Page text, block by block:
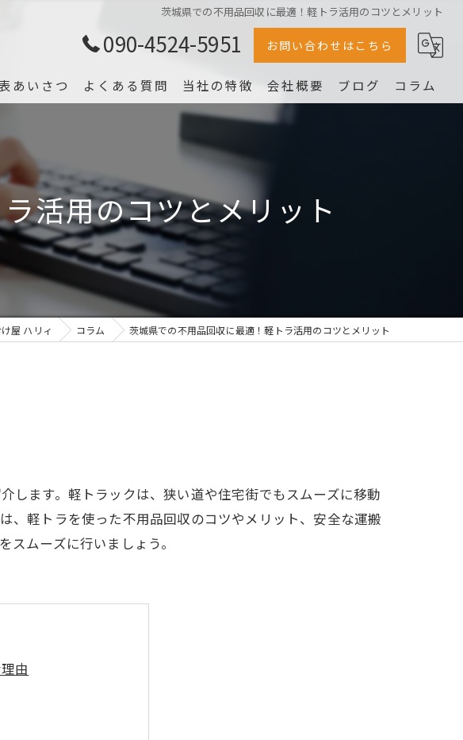
茨城県での不用品回収に最適！軽トラ活用のコツとメリット
090-4524-5951 お問い合わせはこちら
あいさつ よくある質問 当社の特徴
家具
片付け
洗濯機
会社概要 ブログ コラム
活用のコツとメリット
屋 ハリィ コラム 茨城県での不用品回収に最適！軽トラ活用のコツとメリット
します。軽トラックは、狭い道や住宅街でもスムーズに移動
、軽トラを使った不用品回収のコツやメリット、安全な運搬
ムーズに行いましょう。
由